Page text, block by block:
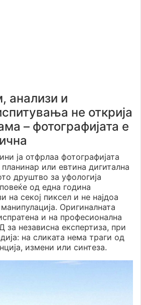
анализи и
не открија
– фотографијата е
ја отфрлаа фотографијата
или евтина дигитална
друштво за уфологија
од една година
на секој пиксел и не најдоа
Оригиналната
и на професионална
за независна експертиза, при
на сликата нема траги од
измени или синтеза.